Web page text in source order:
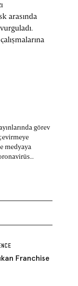
arasında
görev
medyaya
ve bilim
Franchise